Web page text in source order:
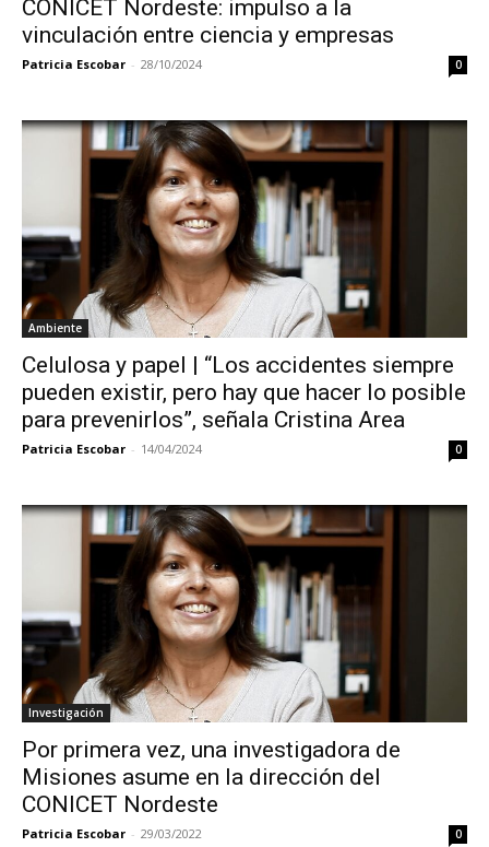
CONICET Nordeste: impulso a la
vinculación entre ciencia y empresas
Patricia Escobar - 28/10/2024 0
Ambiente
Celulosa y papel | “Los accidentes siempre
pueden existir, pero hay que hacer lo posible
para prevenirlos”, señala Cristina Area
Patricia Escobar - 14/04/2024 0
Investigación
Por primera vez, una investigadora de
Misiones asume en la dirección del
CONICET Nordeste
Patricia Escobar - 29/03/2022 0